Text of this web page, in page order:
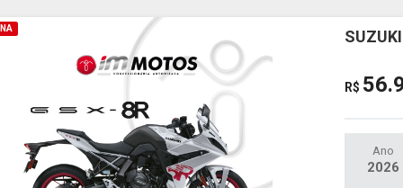
R$
Ano
2026